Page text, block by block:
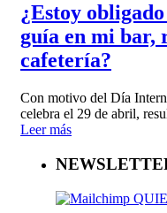
¿Estoy
guía en mi bar,
cafetería?
Con motivo del Día
celebra el 29 de abril,
Leer más